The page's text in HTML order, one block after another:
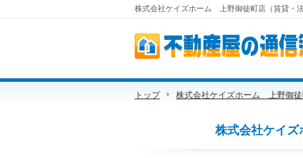
株式会社ケイズホーム 上野御徒町店（賃貸・
トップ 株式会社ケイズホーム 上野御徒
株式会社ケイ